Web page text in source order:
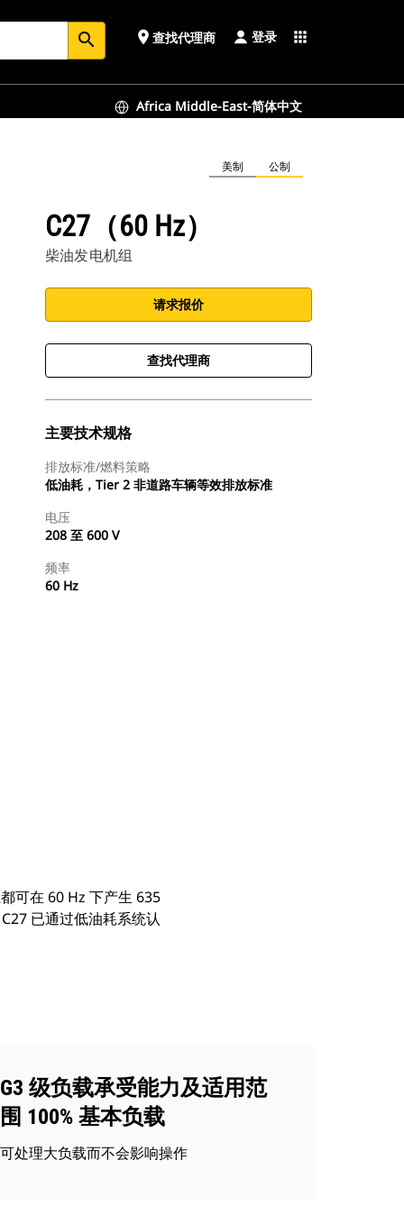
search place 查找代理商 登录 apps
Africa Middle-East-简体中文
美制 公制
C27（60 Hz）
柴油发电机组
请求报价
查找代理商
主要技术规格
排放标准/燃料策略
低油耗，Tier 2 非道路车辆等效排放标准
电压
208 至 600 V
频率
60 Hz
可在 60 Hz 下产生 635
已通过低油耗系统认
G3 级负载承受能力及适用范
围 100% 基本负载
可处理大负载而不会影响操作